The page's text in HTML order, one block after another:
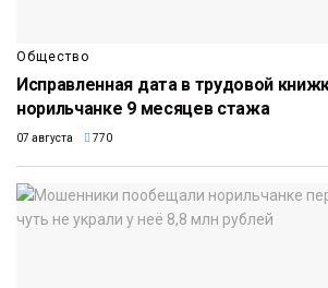
Общество
Исправленная дата в трудовой
норильчанке 9 месяцев стажа
07 августа 770